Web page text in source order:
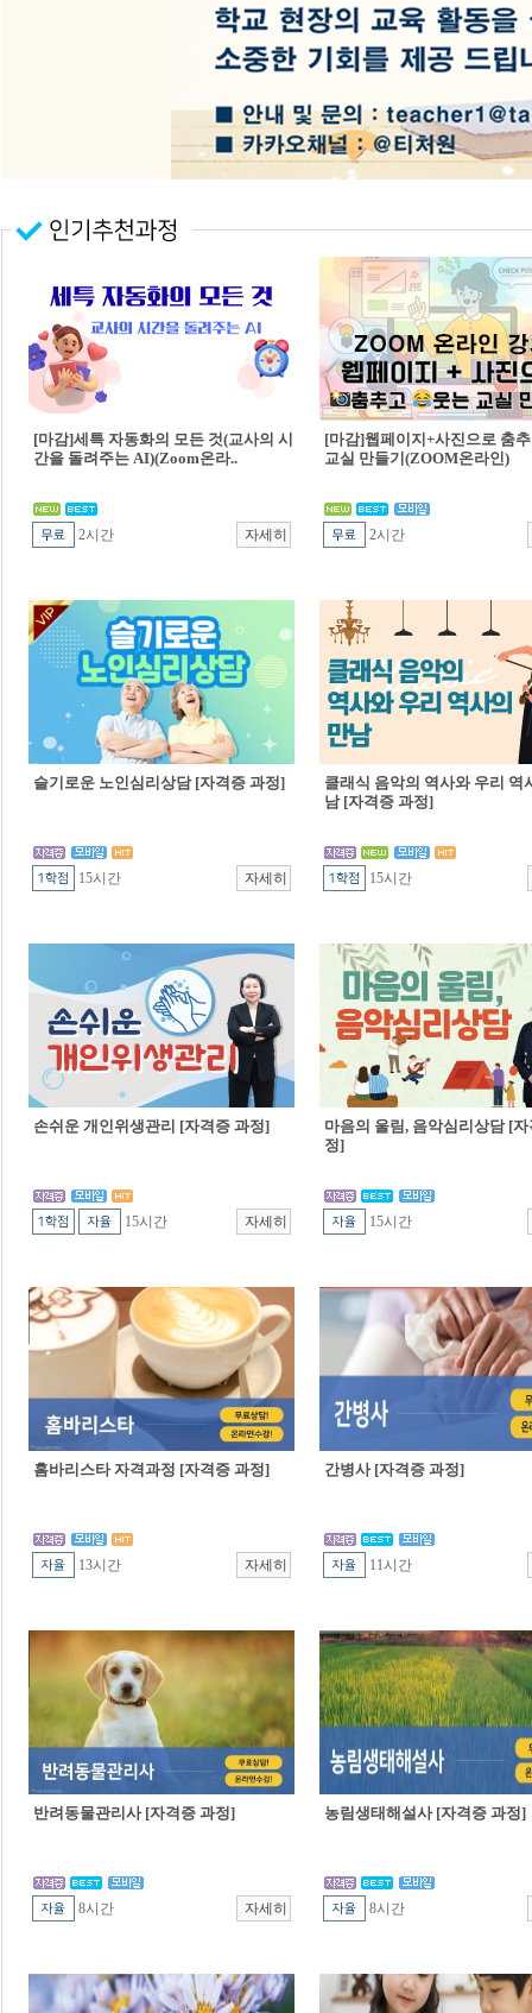
[마감]세특 자동화의 모든 것(교사의 시
간을 돌려주는 AI)(Zoom온라..
2시간
[마감]웹페이지+사진으로 춤
교실 만들기(ZOOM온라인)
2시간
슬기로운 노인심리상담 [자격증 과정]
15시간
클래식 음악의 역사와 우리 역
남 [자격증 과정]
15시간
손쉬운 개인위생관리 [자격증 과정]
15시간
마음의 울림, 음악심리상담 [
정]
15시간
홈바리스타 자격과정 [자격증 과정]
13시간
간병사 [자격증 과정]
11시간
반려동물관리사 [자격증 과정]
8시간
농림생태해설사 [자격증 과정]
8시간